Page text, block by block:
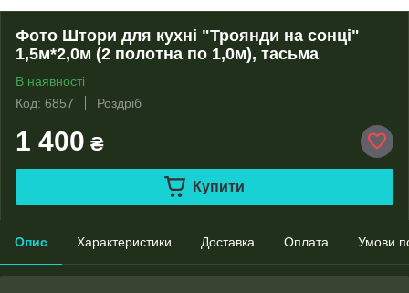
Фото Штори для кухні "Троянди на сонці"
1,5м*2,0м (2 полотна по 1,0м), тасьма
В наявності
Код: 6857
Роздріб
1 400 ₴
Купити
Опис Характеристики Доставка Оплата Умови